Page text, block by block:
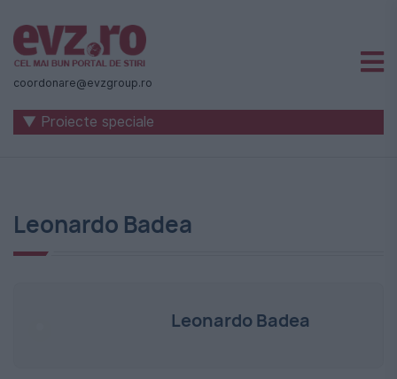
Știri
naționale
internaționale
-
Evenimentul
coordonare@evzgroup.ro
▼ Proiecte speciale
Leonardo Badea
Leonardo Badea